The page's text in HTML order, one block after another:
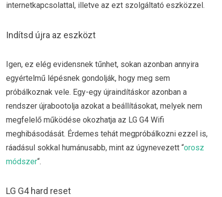
internetkapcsolattal, illetve az ezt szolgáltató eszközzel.
Indítsd újra az eszközt
Igen, ez elég evidensnek tűnhet, sokan azonban annyira
egyértelmű lépésnek gondolják, hogy meg sem
próbálkoznak vele. Egy-egy újraindításkor azonban a
rendszer újrabootolja azokat a beállításokat, melyek nem
megfelelő működése okozhatja az LG G4 Wifi
meghibásodását. Érdemes tehát megpróbálkozni ezzel is,
ráadásul sokkal humánusabb, mint az úgynevezett “orosz
módszer“.
LG G4 hard reset